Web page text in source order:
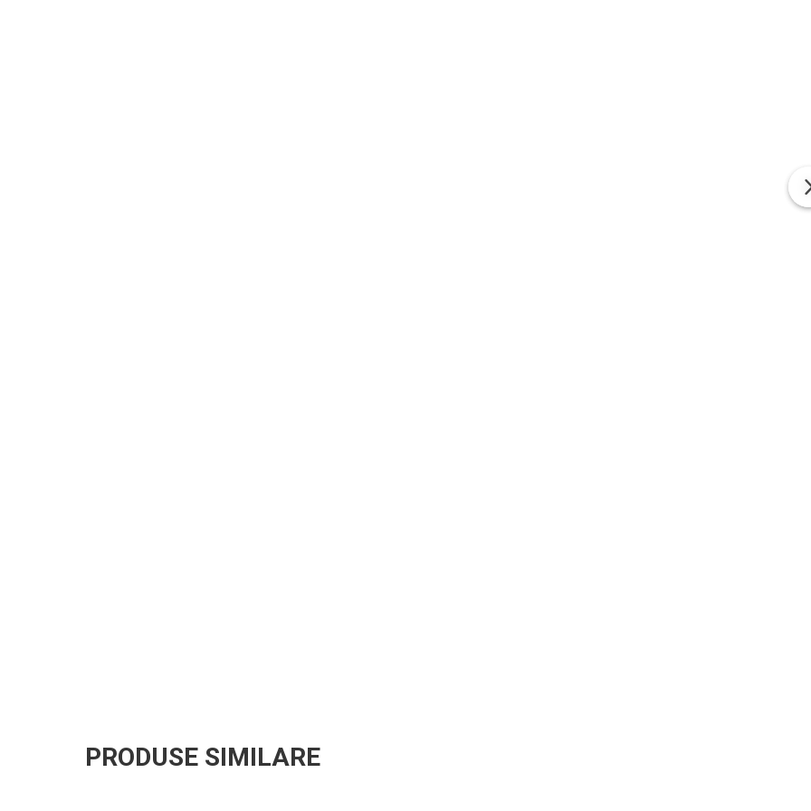
PRODUSE SIMILARE